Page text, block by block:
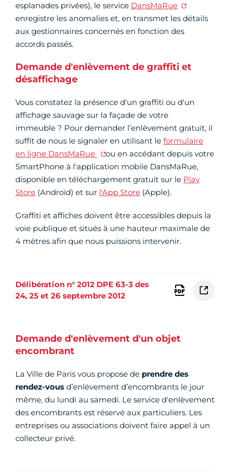
esplanades privées), le service DansMaRue
enregistre les anomalies et, en transmet les détails
aux gestionnaires concernés en fonction des
accords passés.
Demande d'enlèvement de graffiti et
désaffichage
Vous constatez la présence d'un graffiti ou d'un
affichage sauvage sur la façade de votre
immeuble ? Pour demander l’enlèvement gratuit, il
suffit de nous le signaler en utilisant le formulaire
en ligne DansMaRue
ou en accédant depuis votre
SmartPhone à l'application mobile DansMaRue,
disponible en téléchargement gratuit sur le Play
Store (Androïd) et sur l'App Store (Apple).
Graffiti et affiches doivent être accessibles depuis la
voie publique et situés à une hauteur maximale de
4 mètres afin que nous puissions intervenir.
Délibération n° 2012 DPE 63-3 des
24, 25 et 26 septembre 2012
Demande d'enlèvement d'un objet
encombrant
La Ville de Paris vous propose de prendre des
rendez-vous d’enlèvement d’encombrants le jour
même, du lundi au samedi. Le service d'enlèvement
des encombrants est réservé aux particuliers. Les
entreprises ou associations doivent faire appel à un
collecteur privé.